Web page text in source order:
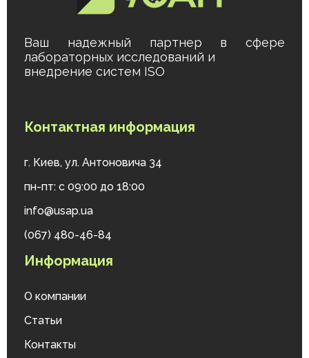
Ваш надежный партнер в сфере
лабораторных исследований и
внедрение систем ISO
Контактная информация
г. Киев, ул. Антоновича 34
пн-пт: с 09:00 до 18:00
info@usap.ua
(067) 480-46-84
Информация
О компании
Статьи
Контакты